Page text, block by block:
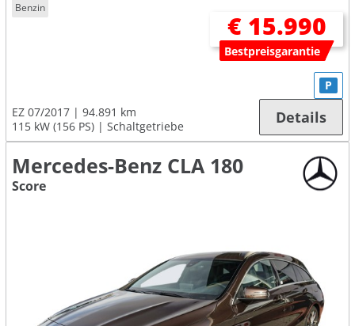
Benzin
€ 15.990
Bestpreisgarantie
EZ 07/2017
94.891 km
115 kW (156 PS)
Schaltgetriebe
P
Details
Mercedes-Benz CLA 180
Score